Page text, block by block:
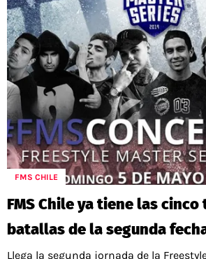
FMS CHILE
FMS Chile ya tiene las
batallas de la segunda
Llega la segunda jornada de la